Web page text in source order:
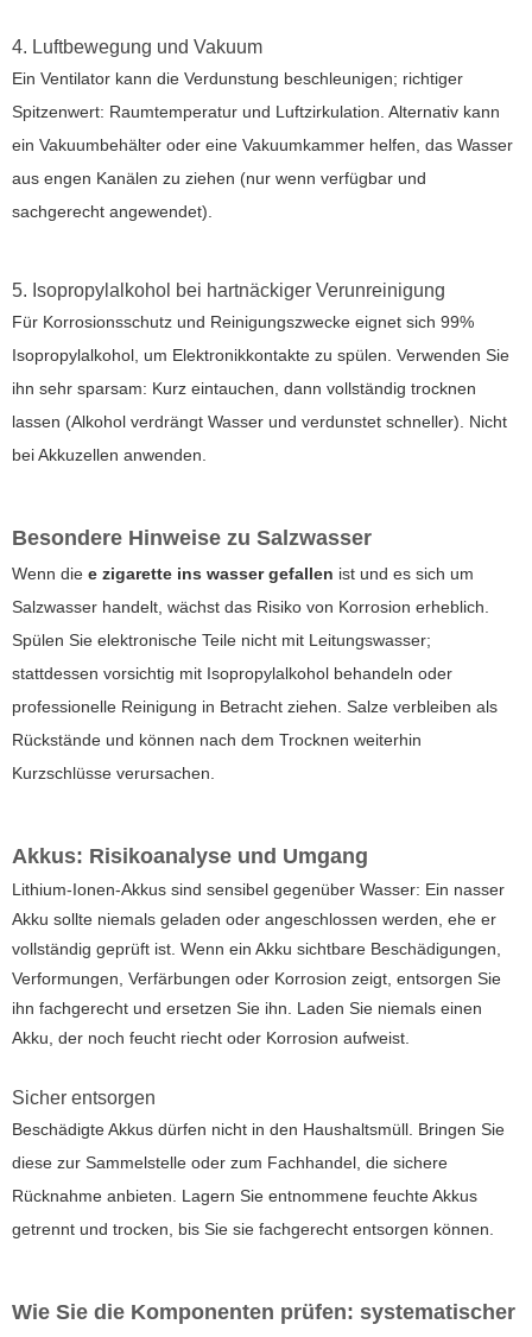
4. Luftbewegung und Vakuum
Ein Ventilator kann die Verdunstung beschleunigen; richtiger
Spitzenwert: Raumtemperatur und Luftzirkulation. Alternativ kann
ein Vakuumbehälter oder eine Vakuumkammer helfen, das Wasser
aus engen Kanälen zu ziehen (nur wenn verfügbar und
sachgerecht angewendet).
5. Isopropylalkohol bei hartnäckiger Verunreinigung
Für Korrosionsschutz und Reinigungszwecke eignet sich 99%
Isopropylalkohol, um Elektronikkontakte zu spülen. Verwenden Sie
ihn sehr sparsam: Kurz eintauchen, dann vollständig trocknen
lassen (Alkohol verdrängt Wasser und verdunstet schneller). Nicht
bei Akkuzellen anwenden.
Besondere Hinweise zu Salzwasser
Wenn die e zigarette ins wasser gefallen ist und es sich um
Salzwasser handelt, wächst das Risiko von Korrosion erheblich.
Spülen Sie elektronische Teile nicht mit Leitungswasser;
stattdessen vorsichtig mit Isopropylalkohol behandeln oder
professionelle Reinigung in Betracht ziehen. Salze verbleiben als
Rückstände und können nach dem Trocknen weiterhin
Kurzschlüsse verursachen.
Akkus: Risikoanalyse und Umgang
Lithium-Ionen-Akkus sind sensibel gegenüber Wasser: Ein nasser
Akku sollte niemals geladen oder angeschlossen werden, ehe er
vollständig geprüft ist. Wenn ein Akku sichtbare Beschädigungen,
Verformungen, Verfärbungen oder Korrosion zeigt, entsorgen Sie
ihn fachgerecht und ersetzen Sie ihn. Laden Sie niemals einen
Akku, der noch feucht riecht oder Korrosion aufweist.
Sicher entsorgen
Beschädigte Akkus dürfen nicht in den Haushaltsmüll. Bringen Sie
diese zur Sammelstelle oder zum Fachhandel, die sichere
Rücknahme anbieten. Lagern Sie entnommene feuchte Akkus
getrennt und trocken, bis Sie sie fachgerecht entsorgen können.
Wie Sie die Komponenten prüfen: systematischer